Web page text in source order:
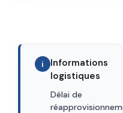
i
Informations
logistiques
Délai de